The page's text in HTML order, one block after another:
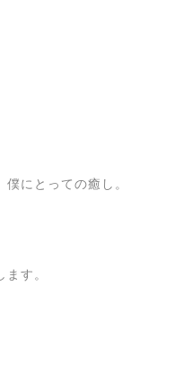
僕にとっての癒し。
す。